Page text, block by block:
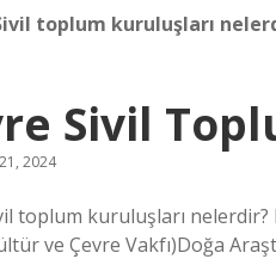
toplum kuruluşları
Sivil
2024
toplum kuruluşları nelerdir?
ve Çevre Vakfı)Doğa